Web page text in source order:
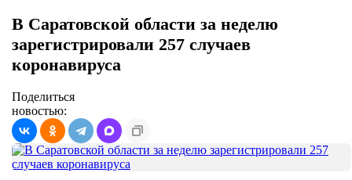
В Саратовской области за неделю
зарегистрировали 257 случаев
коронавируса
Поделиться
новостью: